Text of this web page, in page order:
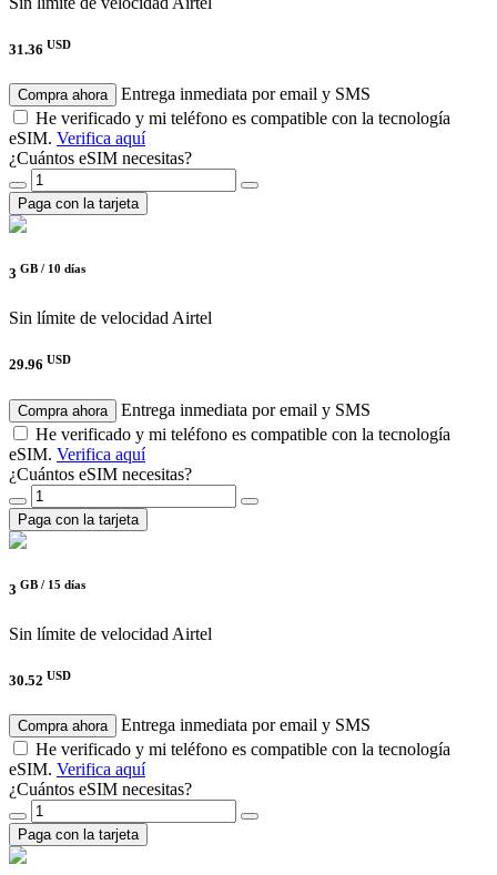
31.36 USD
Compra ahora
Entrega inmediata por email y SMS
He verificado y mi teléfono es compatible con la tecnología
eSIM. Verifica aquí
¿Cuántos eSIM necesitas?
Paga con la tarjeta
3 GB / 10 días
Sin límite de velocidad Airtel
29.96 USD
Compra ahora
Entrega inmediata por email y SMS
He verificado y mi teléfono es compatible con la tecnología
eSIM. Verifica aquí
¿Cuántos eSIM necesitas?
Paga con la tarjeta
3 GB / 15 días
Sin límite de velocidad Airtel
30.52 USD
Compra ahora
Entrega inmediata por email y SMS
He verificado y mi teléfono es compatible con la tecnología
eSIM. Verifica aquí
¿Cuántos eSIM necesitas?
Paga con la tarjeta